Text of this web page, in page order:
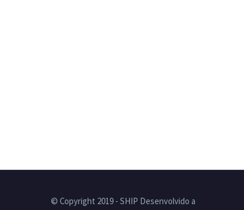
© Copyright 2019 - SHIP Desenvolvido a